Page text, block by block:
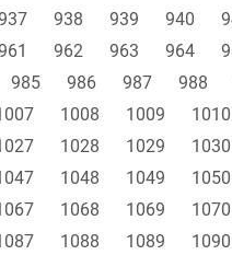
938 939 940
962 963 964
985 986 987 988
1008 1009 1010
1028 1029 1030
1048 1049 1050
1068 1069 1070
1088 1089 1090